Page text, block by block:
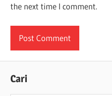
the next time I comment.
Cari